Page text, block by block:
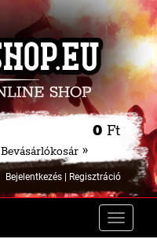
0 Ft
Bevásárlókosár »
Bejelentkezés| Regisztráció
Toggle